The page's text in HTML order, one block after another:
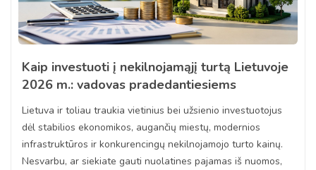
Kaip investuoti į nekilnojamąjį turtą Lietuvoje
2026 m.: vadovas pradedantiesiems
Lietuva ir toliau traukia vietinius bei užsienio investuotojus
dėl stabilios ekonomikos, augančių miestų, modernios
infrastruktūros ir konkurencingų nekilnojamojo turto kainų.
Nesvarbu, ar siekiate gauti nuolatines pajamas iš nuomos,